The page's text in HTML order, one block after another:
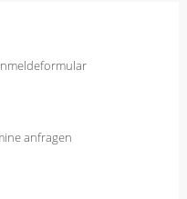
anfragen